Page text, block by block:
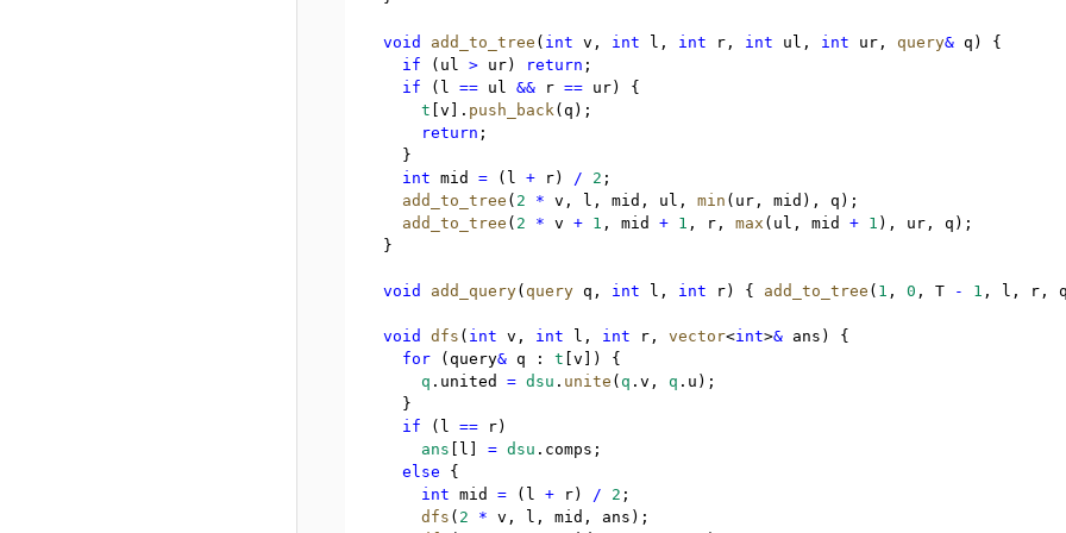
void add_to_tree ( int v , int l , int r , int ul , int ur , query& q) {
if (ul > ur) return ;
if (l == ul && r == ur) {
t [v] . push_back(q);
return ;
    }
int mid = (l + r) / 2 ;
add_to_tree ( 2 * v , l , mid , ul , min (ur , mid) ,
q);
add_to_tree ( 2 * v + 1 , mid + 1 , r , max (ul , mid + 1 ) , ur ,
q);
  }
void add_query( query q , int l , int r) { add_to_tree ( 1 , 0 , T - 1 , l , r ,
void dfs ( int v , int l , int r , vector<int>& ans) {
for (query& q : t [v]) {
q . united = dsu . unite ( q . v , q . u);
    }
if (l == r)
ans [l] = dsu . comps;
else {
int mid = (l + r) / 2 ;
dfs ( 2 * v , l , mid ,
ans);